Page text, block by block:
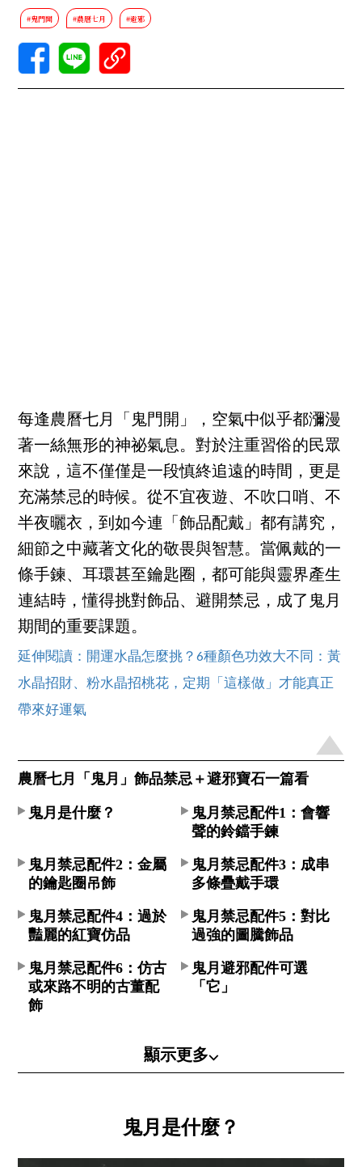
#鬼門開 #農曆七月 #避邪
每逢農曆七月「鬼門開」，空氣中似乎都瀰漫
著一絲無形的神祕氣息。對於注重習俗的民眾
來說，這不僅僅是一段慎終追遠的時間，更是
充滿禁忌的時候。從不宜夜遊、不吹口哨、不
半夜曬衣，到如今連「飾品配戴」都有講究，
細節之中藏著文化的敬畏與智慧。當佩戴的一
條手鍊、耳環甚至鑰匙圈，都可能與靈界產生
連結時，懂得挑對飾品、避開禁忌，成了鬼月
期間的重要課題。
延伸閱讀：開運水晶怎麼挑？6種顏色功效大不同：黃
水晶招財、粉水晶招桃花，定期「這樣做」才能真正
帶來好運氣
農曆七月「鬼月」飾品禁忌＋避邪寶石一篇看
鬼月是什麼？
鬼月禁忌配件1：會響
聲的鈴鐺手鍊
鬼月禁忌配件2：金屬
的鑰匙圈吊飾
鬼月禁忌配件3：成串
多條疊戴手環
鬼月禁忌配件4：過於
豔麗的紅寶仿品
鬼月禁忌配件5：對比
過強的圖騰飾品
鬼月禁忌配件6：仿古
或來路不明的古董配
飾
鬼月避邪配件可選
「它」
顯示更多⌵
鬼月是什麼？